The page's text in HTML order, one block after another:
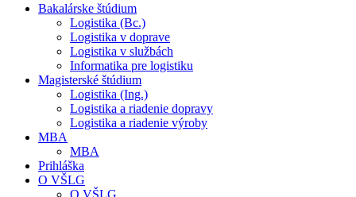
Bakalárske štúdium
Logistika (Bc.)
Logistika v doprave
Logistika v službách
Informatika pre logistiku
Magisterské štúdium
Logistika (Ing.)
Logistika a riadenie dopravy
Logistika a riadenie výroby
MBA
MBA
Prihláška
O VŠLG
O VŠLG